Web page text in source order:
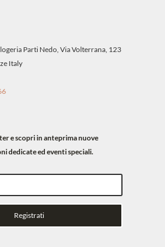
Parti Nedo, Via Volterrana, 123
Italy
e scopri in anteprima nuove
dedicate ed eventi speciali.
Registrati